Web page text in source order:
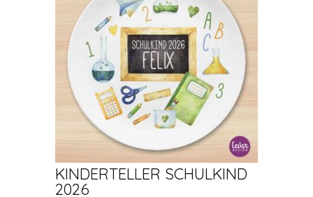
KINDERTELLER SCHULKIND
2026